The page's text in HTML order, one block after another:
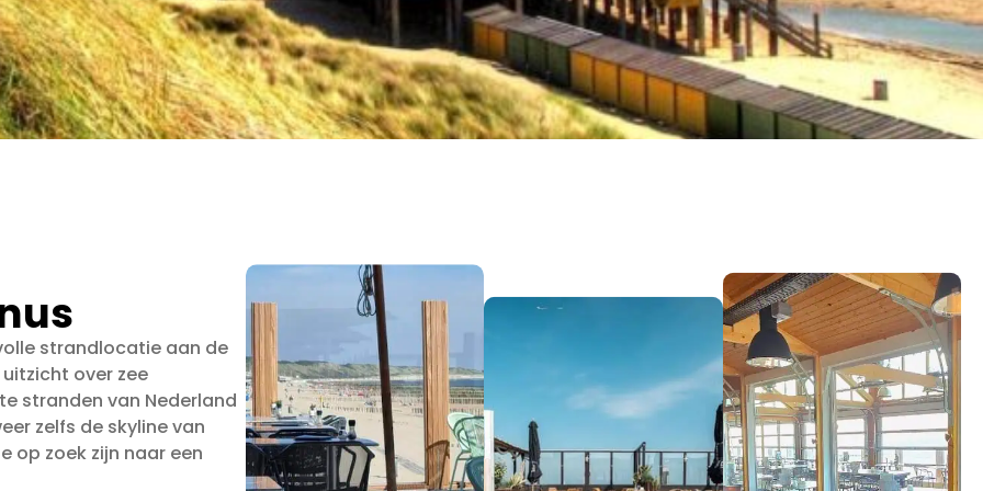
strandlocatie aan de
over zee
stranden van Nederland
zelfs de skyline van
op zoek zijn naar een